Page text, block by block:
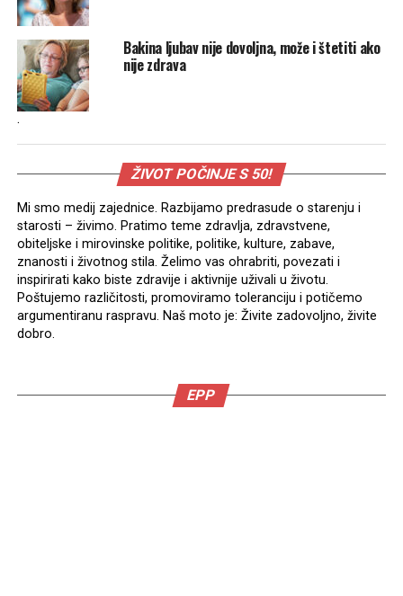
Bakina ljubav nije dovoljna, može i štetiti ako
nije zdrava
.
ŽIVOT POČINJE S 50!
Mi smo medij zajednice. Razbijamo predrasude o starenju i
starosti – živimo. Pratimo teme zdravlja, zdravstvene,
obiteljske i mirovinske politike, politike, kulture, zabave,
znanosti i životnog stila. Želimo vas ohrabriti, povezati i
inspirirati kako biste zdravije i aktivnije uživali u životu.
Poštujemo različitosti, promoviramo toleranciju i potičemo
argumentiranu raspravu. Naš moto je: Živite zadovoljno, živite
dobro.
EPP